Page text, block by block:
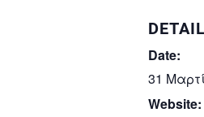
Date:
31
Website: